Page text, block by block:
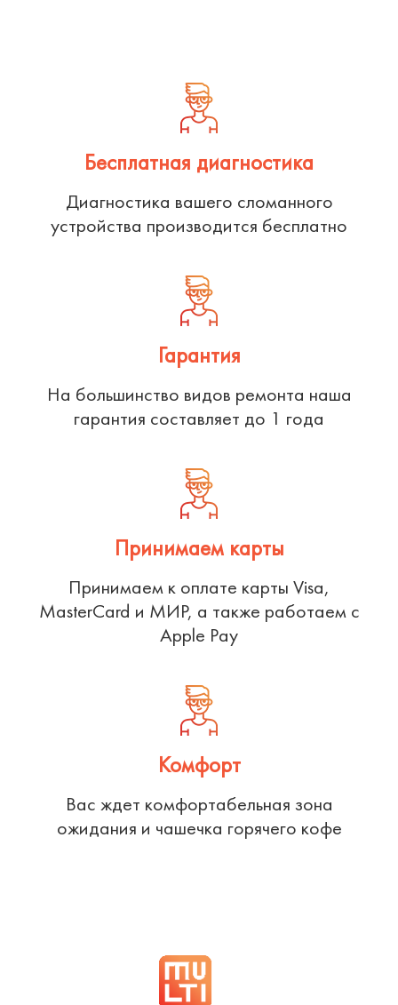
Бесплатная диагностика
Диагностика вашего сломанного
устройства производится бесплатно
Гарантия
На большинство видов ремонта наша
гарантия составляет до 1 года
Принимаем карты
Принимаем к оплате карты Visa,
MasterCard и МИР, а также работаем с
Apple Pay
Комфорт
Вас ждет комфортабельная зона
ожидания и чашечка горячего кофе